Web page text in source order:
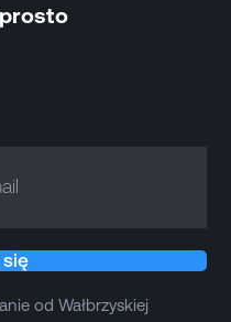
od Wałbrzyskiej